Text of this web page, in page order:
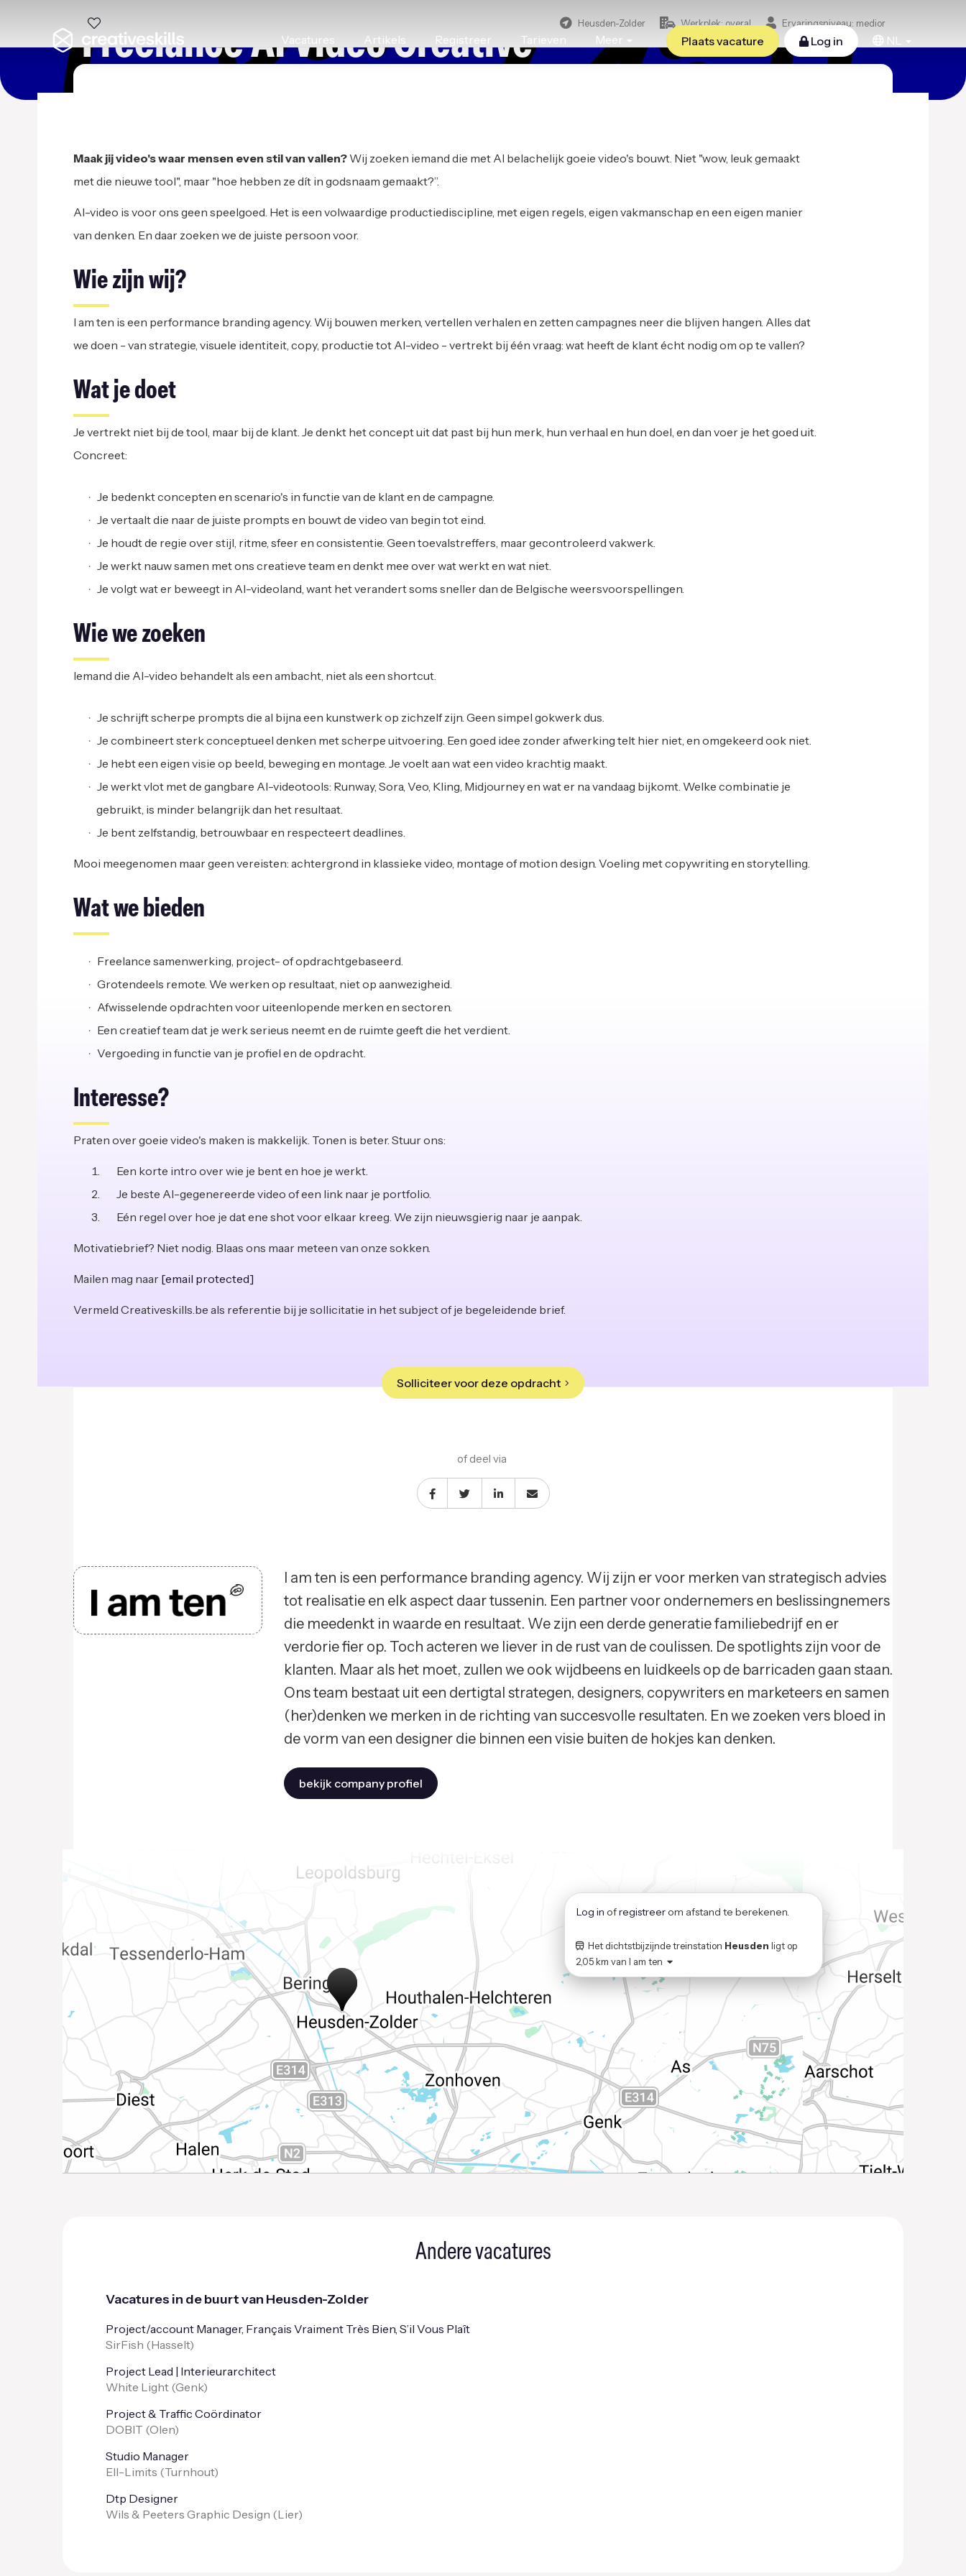
Vacatures Artikels Registreer Tarieven Meer Plaats vacature Log in NL
Freelance AI Video Creative Heusden-Zolder Werkplek: overal Ervaringsniveau: medior
Maak jij video's waar mensen even stil van vallen? Wij zoeken iemand die met AI belachelijk goeie video's bouwt. Niet "wow, leuk gemaakt
met die nieuwe tool", maar "hoe hebben ze dít in godsnaam gemaakt?”.
AI-video is voor ons geen speelgoed. Het is een volwaardige productiediscipline, met eigen regels, eigen vakmanschap en een eigen manier
van denken. En daar zoeken we de juiste persoon voor.
Wie zijn wij?
I am ten is een performance branding agency. Wij bouwen merken, vertellen verhalen en zetten campagnes neer die blijven hangen. Alles dat
we doen - van strategie, visuele identiteit, copy, productie tot AI-video - vertrekt bij één vraag: wat heeft de klant écht nodig om op te vallen?
Wat je doet
Je vertrekt niet bij de tool, maar bij de klant. Je denkt het concept uit dat past bij hun merk, hun verhaal en hun doel, en dan voer je het goed uit.
Concreet:
Je bedenkt concepten en scenario's in functie van de klant en de campagne.
Je vertaalt die naar de juiste prompts en bouwt de video van begin tot eind.
Je houdt de regie over stijl, ritme, sfeer en consistentie. Geen toevalstreffers, maar gecontroleerd vakwerk.
Je werkt nauw samen met ons creatieve team en denkt mee over wat werkt en wat niet.
Je volgt wat er beweegt in AI-videoland, want het verandert soms sneller dan de Belgische weersvoorspellingen.
Wie we zoeken
Iemand die AI-video behandelt als een ambacht, niet als een shortcut.
Je schrijft scherpe prompts die al bijna een kunstwerk op zichzelf zijn. Geen simpel gokwerk dus.
Je combineert sterk conceptueel denken met scherpe uitvoering. Een goed idee zonder afwerking telt hier niet, en omgekeerd ook niet.
Je hebt een eigen visie op beeld, beweging en montage. Je voelt aan wat een video krachtig maakt.
Je werkt vlot met de gangbare AI-videotools: Runway, Sora, Veo, Kling, Midjourney en wat er na vandaag bijkomt. Welke combinatie je
gebruikt, is minder belangrijk dan het resultaat.
Je bent zelfstandig, betrouwbaar en respecteert deadlines.
Mooi meegenomen maar geen vereisten: achtergrond in klassieke video, montage of motion design. Voeling met copywriting en storytelling.
Wat we bieden
Freelance samenwerking, project- of opdrachtgebaseerd.
Grotendeels remote. We werken op resultaat, niet op aanwezigheid.
Afwisselende opdrachten voor uiteenlopende merken en sectoren.
Een creatief team dat je werk serieus neemt en de ruimte geeft die het verdient.
Vergoeding in functie van je profiel en de opdracht.
Interesse?
Praten over goeie video's maken is makkelijk. Tonen is beter. Stuur ons:
Een korte intro over wie je bent en hoe je werkt.
Je beste AI-gegenereerde video of een link naar je portfolio.
Eén regel over hoe je dat ene shot voor elkaar kreeg. We zijn nieuwsgierig naar je aanpak.
Motivatiebrief? Niet nodig. Blaas ons maar meteen van onze sokken.
Mailen mag naar [email protected]
Vermeld Creativeskills.be als referentie bij je sollicitatie in het subject of je begeleidende brief.
of deel via
I am ten is een performance branding agency. Wij zijn er voor merken van strategisch advies
tot realisatie en elk aspect daar tussenin. Een partner voor ondernemers en beslissingnemers
die meedenkt in waarde en resultaat. We zijn een derde generatie familiebedrijf en er
verdorie fier op. Toch acteren we liever in de rust van de coulissen. De spotlights zijn voor de
klanten. Maar als het moet, zullen we ook wijdbeens en luidkeels op de barricaden gaan staan.
Ons team bestaat uit een dertigtal strategen, designers, copywriters en marketeers en samen
(her)denken we merken in de richting van succesvolle resultaten. En we zoeken vers bloed in
de vorm van een designer die binnen een visie buiten de hokjes kan denken.
bekijk company profiel
Log in ofregistreerom afstand te berekenen.
Het dichtstbijzijnde treinstation Heusden ligt op
2,05 km van I am ten
Andere vacatures
Vacatures in de buurt van Heusden-Zolder
Project/account Manager, Français Vraiment Très Bien, S’il Vous Plaît
SirFish (Hasselt)
Project Lead | Interieurarchitect
White Light (Genk)
Project & Traffic Coördinator
DOBIT (Olen)
Studio Manager
Ell-Limits (Turnhout)
Dtp Designer
Wils & Peeters Graphic Design (Lier)